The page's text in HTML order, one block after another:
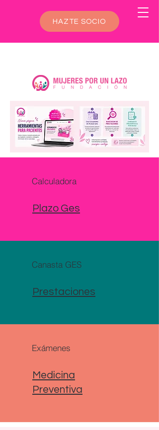
HAZTE SOCIO
Calculadora
Plazo Ges
Canasta GES
Prestaciones
Exámenes
Medicina
Preventiva